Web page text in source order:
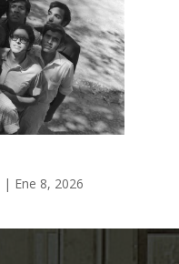
| Ene 8, 2026